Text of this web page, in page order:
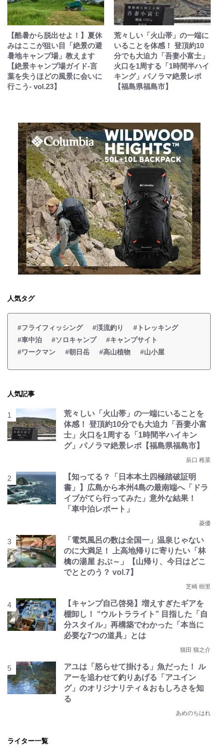
【酷暑から脱出せよ！】夏休
みはここが狙い目「絶景の避
暑地キャンプ場」教えます
【絶景キャンプ場ガイド-言
葉を失うほどの風景に会いに
行こう- vol.23】
荒々しい「火山帯」の一端に
いることを体感！ 登頂約10
分でも大迫力「吾妻小富士」
火口を1周する「1時間半ハイ
キング」パノラマ絶景レポ
【福島県福島市】
人気タグ
#フライフィッシング #渓流釣り
#トレッキング
#車中泊
#ソロキャンプ
#キャンプサイト
#ワークマン
#朝日岳 #高山植物 #山小屋
人気記事
荒々しい「火山帯」の一端にいることを
体感！ 登頂約10分でも大迫力「吾妻小富
士」火口を1周する「1時間半ハイキン
グ」パノラマ絶景レポ【福島県福島市】
辰口 稚菜
【知ってる？「日本本土四極踏破証明
書」】広島から本州4島の最南端へ「ドラ
イブがてら行ってみた」意外な結果！
「車中泊レポート」
菱優
「電気風呂の数は全国一」温泉じゃない
のに大満足！ 上高地帰りに寄りたい「林
檎の湯屋 おぶ～」【山帰り、今日はどこ
でととのう？ vol.7】
芝崎 樹里
【キャンプ自己啓発】増えすぎたギアを
棚卸し！ “ウルトラライト” 目指した「自
分スタイル」再構築でわかった「本当に
必要な7つの道具」とは
猫田 猫之介
アユは「怒らせて掛ける」魚だった！ ル
アーを追わせて釣りあげる「アユイン
グ」のオリジナリティ＆おもしろさを知
る
あめのちはれ
ライター一覧